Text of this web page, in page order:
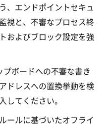
、エンドポイントセキュ
視と、不審なプロセス終
およびブロック設定を強
プボードへの不審な書き
ドレスへの置換挙動を検
してください。
ールに基づいたオフライ